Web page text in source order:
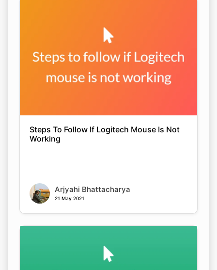
Steps To Follow If Logitech Mouse Is Not
Working
Arjyahi Bhattacharya
21 May 2021